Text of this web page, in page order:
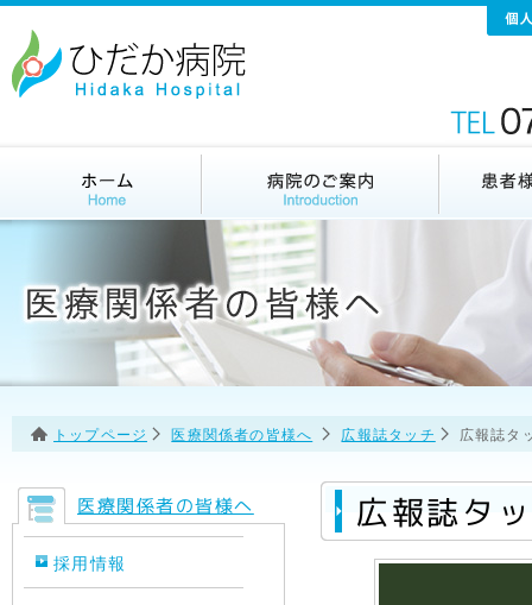
トップページ 医療関係者の皆様へ 広報誌タッチ 広報誌タ
広報誌タ
医療関係者の皆様へ
採用情報